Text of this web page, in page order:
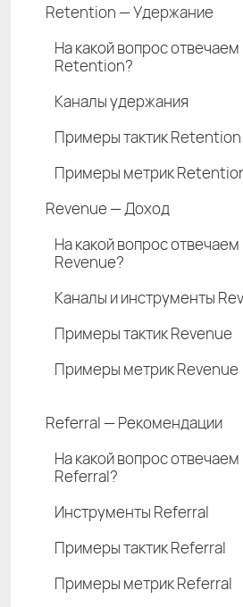
Retention — Удержание
На какой вопрос отвечаем
Retention?
Каналы удержания
Примеры тактик Retention
Примеры метрик
Revenue — Доход
На какой вопрос отвечаем
Revenue?
Каналы и инструменты
Примеры тактик Revenue
Примеры метрик Revenue
Referral — Рекомендации
На какой вопрос отвечаем
Referral?
Инструменты Referral
Примеры тактик Referral
Примеры метрик Referral